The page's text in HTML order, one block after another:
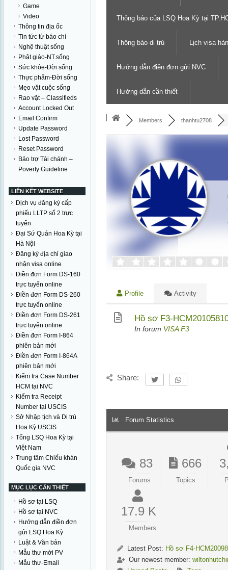
Game
Video
Thông tin địa ốc
Tin tức từ báo chí
Nghệ thuật sống
Phật giáo-NT.sống
Sức khỏe-Đời sống
Thực phẩm-Đời sống
Mẹo vặt cuộc sống
Rao vặt – Classifieds
Account Locked Out
Email Confirm
Update Password
Lost Password
Reset Password
Bảo trợ Tài chánh –
Poverty Guideline
LIÊN KẾT WEBSITE
Dịch vụ đăng ký cấp
phiếu LLTP số 2 trực
tuyến
Đại Sứ Quán Hoa Kỳ tại
Hà Nội
Đăng ký địa chỉ giao
nhận visa online
Điền đơn Form DS-160
trực tuyến online
Điền đơn Form DS-260
trực tuyến online
Điền đơn Form DS-261
trực tuyến online
Điền đơn Form I-864
phiên bản mới
Điền đơn Form I-864A
phiên bản mới
Kiểm tra Case Number
HCM tại NVC
Kiểm tra Receipt
Number tại USCIS
Sở Nhập tịch và Di trú
Hoa Kỳ USCIS
Tổng LSQ Hoa Kỳ tại
Việt Nam
Trung tâm Chiếu khán
Quốc gia NVC
MỤC LỤC CẦN THIẾT
Hồ sơ tại LSQ
Hồ sơ tại NVC
Hướng dẫn điền đơn
gửi LSQ Hoa Kỳ
Luật & Văn bản
Mẫu thư mời PV
Mẫu thư-Email
Thông báo của LSQ Hoa Kỳ tại
Thông báo di trú Lịch visa
Hướng dẫn điền đơn gửi NVC
Hướng dẫn cần thiết
Members thanhtu2708
Profile Activity
Hồ sơ F3-
In forum VISA F3
Share:
Forum Statistics
83
Forums
666
Topics
17.9 K
Members
Latest Post: Hồ sơ F4-
Our newest member: